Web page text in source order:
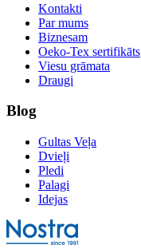
Kontakti
Par mums
Biznesam
Oeko-Tex sertifikāts
Viesu grāmata
Draugi
Blog
Gultas Veļa
Dvieļi
Pledi
Palagi
Idejas